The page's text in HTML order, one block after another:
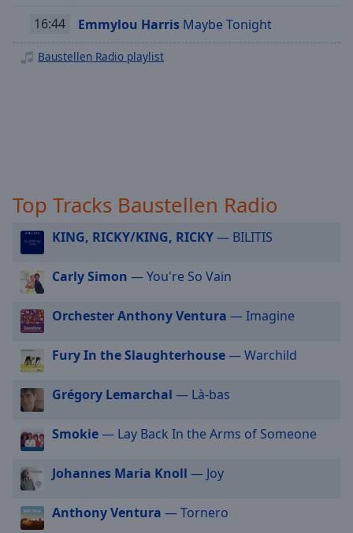
descriptions
off,
settings
dialog
subtitles
off
selected
Track
Picture-
in-
Picture
Fullscreen
This
window.
Beginning
16:44 Emmylou Harris Maybe Tonight
Baustellen Radio playlist
Top Tracks Baustellen Radio
KING, RICKY/KING, RICKY— BILITIS
Carly Simon — You're So Vain
Orchester Anthony Ventura — Imagine
Fury In the Slaughterhouse— Warchild
Grégory Lemarchal — Là-bas
Smokie— Lay Back In the Arms of Someone
Johannes Maria Knoll — Joy
Anthony Ventura — Tornero